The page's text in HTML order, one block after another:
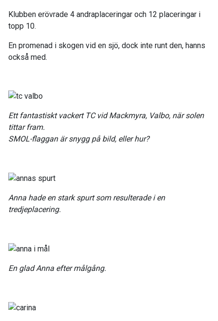
Klubben erövrade 4 andraplaceringar och 12 placeringar i
topp 10.
En promenad i skogen vid en sjö, dock inte runt den, hanns
också med.
Ett fantastiskt vackert TC vid Mackmyra, Valbo, när solen
tittar fram.
SMOL-flaggan är snygg på bild, eller hur?
Anna hade en stark spurt som resulterade i en
tredjeplacering.
En glad Anna efter målgång.